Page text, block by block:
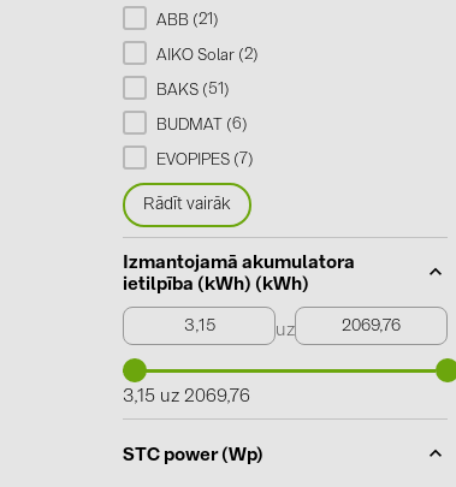
ABB (21 )
AIKO Solar (2)
BAKS (51 )
BUDMAT (6)
EVOPIPES ( 7)
Rādīt vairāk
Izmantojamā akumulatora
ietilpība (kWh) (kWh)
uz
3,15 uz 2069,76
STC power (Wp)